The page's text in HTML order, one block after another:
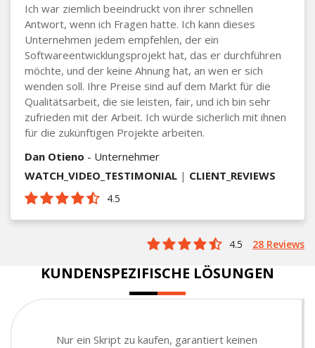
Ich war ziemlich beeindruckt von ihrer schnellen
Antwort, wenn ich Fragen hatte. Ich kann dieses
Unternehmen jedem empfehlen, der ein
Softwareentwicklungsprojekt hat, das er durchführen
möchte, und der keine Ahnung hat, an wen er sich
wenden soll. Ihre Preise sind auf dem Markt für die
Qualitätsarbeit, die sie leisten, fair, und ich bin sehr
zufrieden mit der Arbeit. Ich würde sicherlich mit ihnen
für die zukünftigen Projekte arbeiten.
Dan Otieno - Unternehmer
WATCH_VIDEO_TESTIMONIAL | CLIENT_REVIEWS
4.5
4.5 28 Reviews
KUNDENSPEZIFISCHE LÖSUNGEN
Nur ein Skript zu kaufen, garantiert keinen